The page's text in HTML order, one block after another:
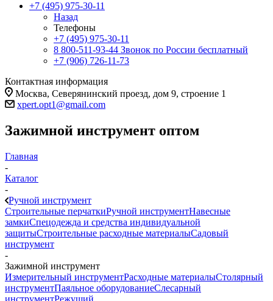
+7 (495) 975-30-11
Назад
Телефоны
+7 (495) 975-30-11
8 800-511-93-44 Звонок по России бесплатный
+7 (906) 726-11-73
Контактная информация
Москва, Северянинский проезд, дом 9, строение 1
xpert.opt1@gmail.com
Зажимной инструмент оптом
Главная
-
Каталог
-
Ручной инструмент
Строительные перчаткиРучной инструментНавесные
замкиСпецодежда и средства индивидуальной
защитыСтроительные расходные материалыСадовый
инструмент
-
Зажимной инструмент
Измерительный инструментРасходные материалыСтолярный
инструментПаяльное оборудованиеСлесарный
инструментРежущий